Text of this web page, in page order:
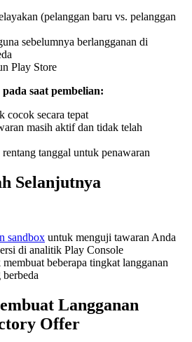
(pelanggan baru vs. pelanggan
sebelumnya berlangganan di
Play Store
saat pembelian:
secara tepat
masih aktif dan tidak telah
tanggal untuk penawaran
Selanjutnya
sandbox untuk menguji tawaran Anda
di analitik Play Console
beberapa tingkat langganan
Langganan
Offer